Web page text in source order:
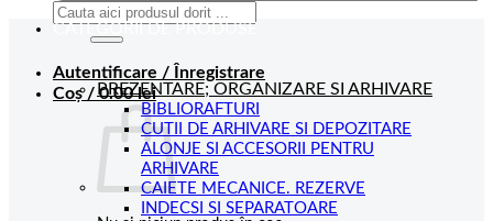
Caută
Autentificare / Înregistrare
Coș /0.00lei
CATEGORII DE PRODUSE
PREZENTARE; ORGANIZARE SI ARHIVARE
BIBLIORAFTURI
CUTII DE ARHIVARE SI DEPOZITARE
ALONJE SI ACCESORII PENTRU
ARHIVARE
CAIETE MECANICE. REZERVE
INDECSI SI SEPARATOARE